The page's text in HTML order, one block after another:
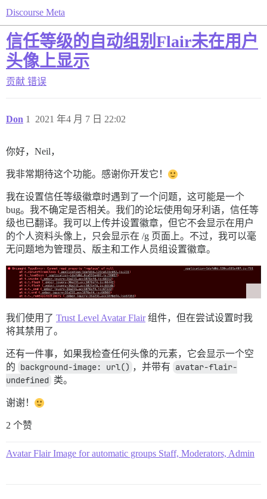
Discourse Meta
信任等级的自动组别Flair未在用户
头像上显示
贡献 错误
Don 2021 年4 月 7 日 22:02
1
你好，Neil，
我非常期待这个功能。感谢你开发它！
我在设置信任等级徽章时遇到了一个问题，这可能是一个
bug。我不确定是否相关。我们的论坛使用匈牙利语，信任等
级也已翻译。我可以上传并设置徽章，但它不会显示在用户
的个人资料头像上，只会显示在 /g 页面上。不过，我可以毫
无问题地为管理员、版主和工作人员组设置徽章。
我们使用了 Trust Level Avatar Flair组件，但在尝试设置时我
将其禁用了。
还有一件事，如果我检查任何头像的元素，它会显示一个空
的 background-image: url() ，并带有 avatar-flair-
undefined 类。
谢谢！
2 个赞
Avatar Flair Image for automatic groups Staff, Moderators, Admin